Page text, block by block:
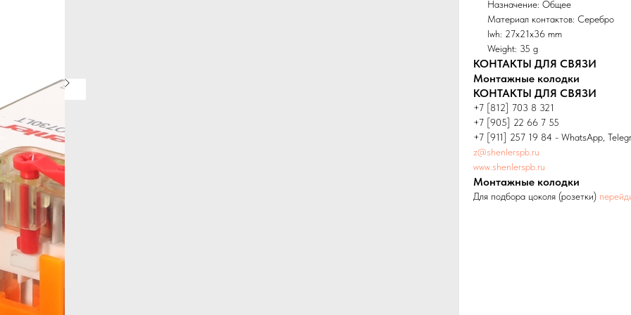
Назначение: Общее
Материал контактов: Серебро
lwh: 27x21x36 mm
Weight: 35 g
КОНТАКТЫ ДЛЯ СВЯЗИ
Монтажные колодки
КОНТАКТЫ ДЛЯ СВЯЗИ
+7 [812] 703 8 321
+7 [905] 22 66 7 55
+7 [911] 257 19 84 - WhatsApp,
z@shenlerspb.ru
www.shenlerspb.ru
Монтажные колодки
Для подбора цоколя (розетки)